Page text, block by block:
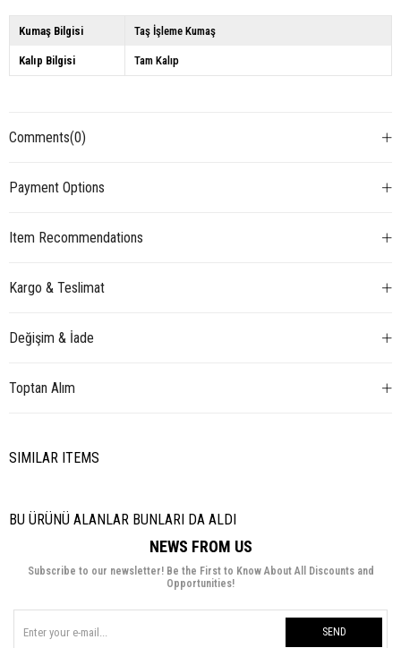
Kumaş Bilgisi Taş İşleme Kumaş
Kalıp Bilgisi Tam Kalıp
Comments(0)
Payment Options
Item Recommendations
Kargo & Teslimat
Değişim & İade
Toptan Alım
SIMILAR ITEMS
BU ÜRÜNÜ ALANLAR BUNLARI DA ALDI
NEWS FROM US
Subscribe to our newsletter! Be the First to Know About All Discounts and
Opportunities!
SEND